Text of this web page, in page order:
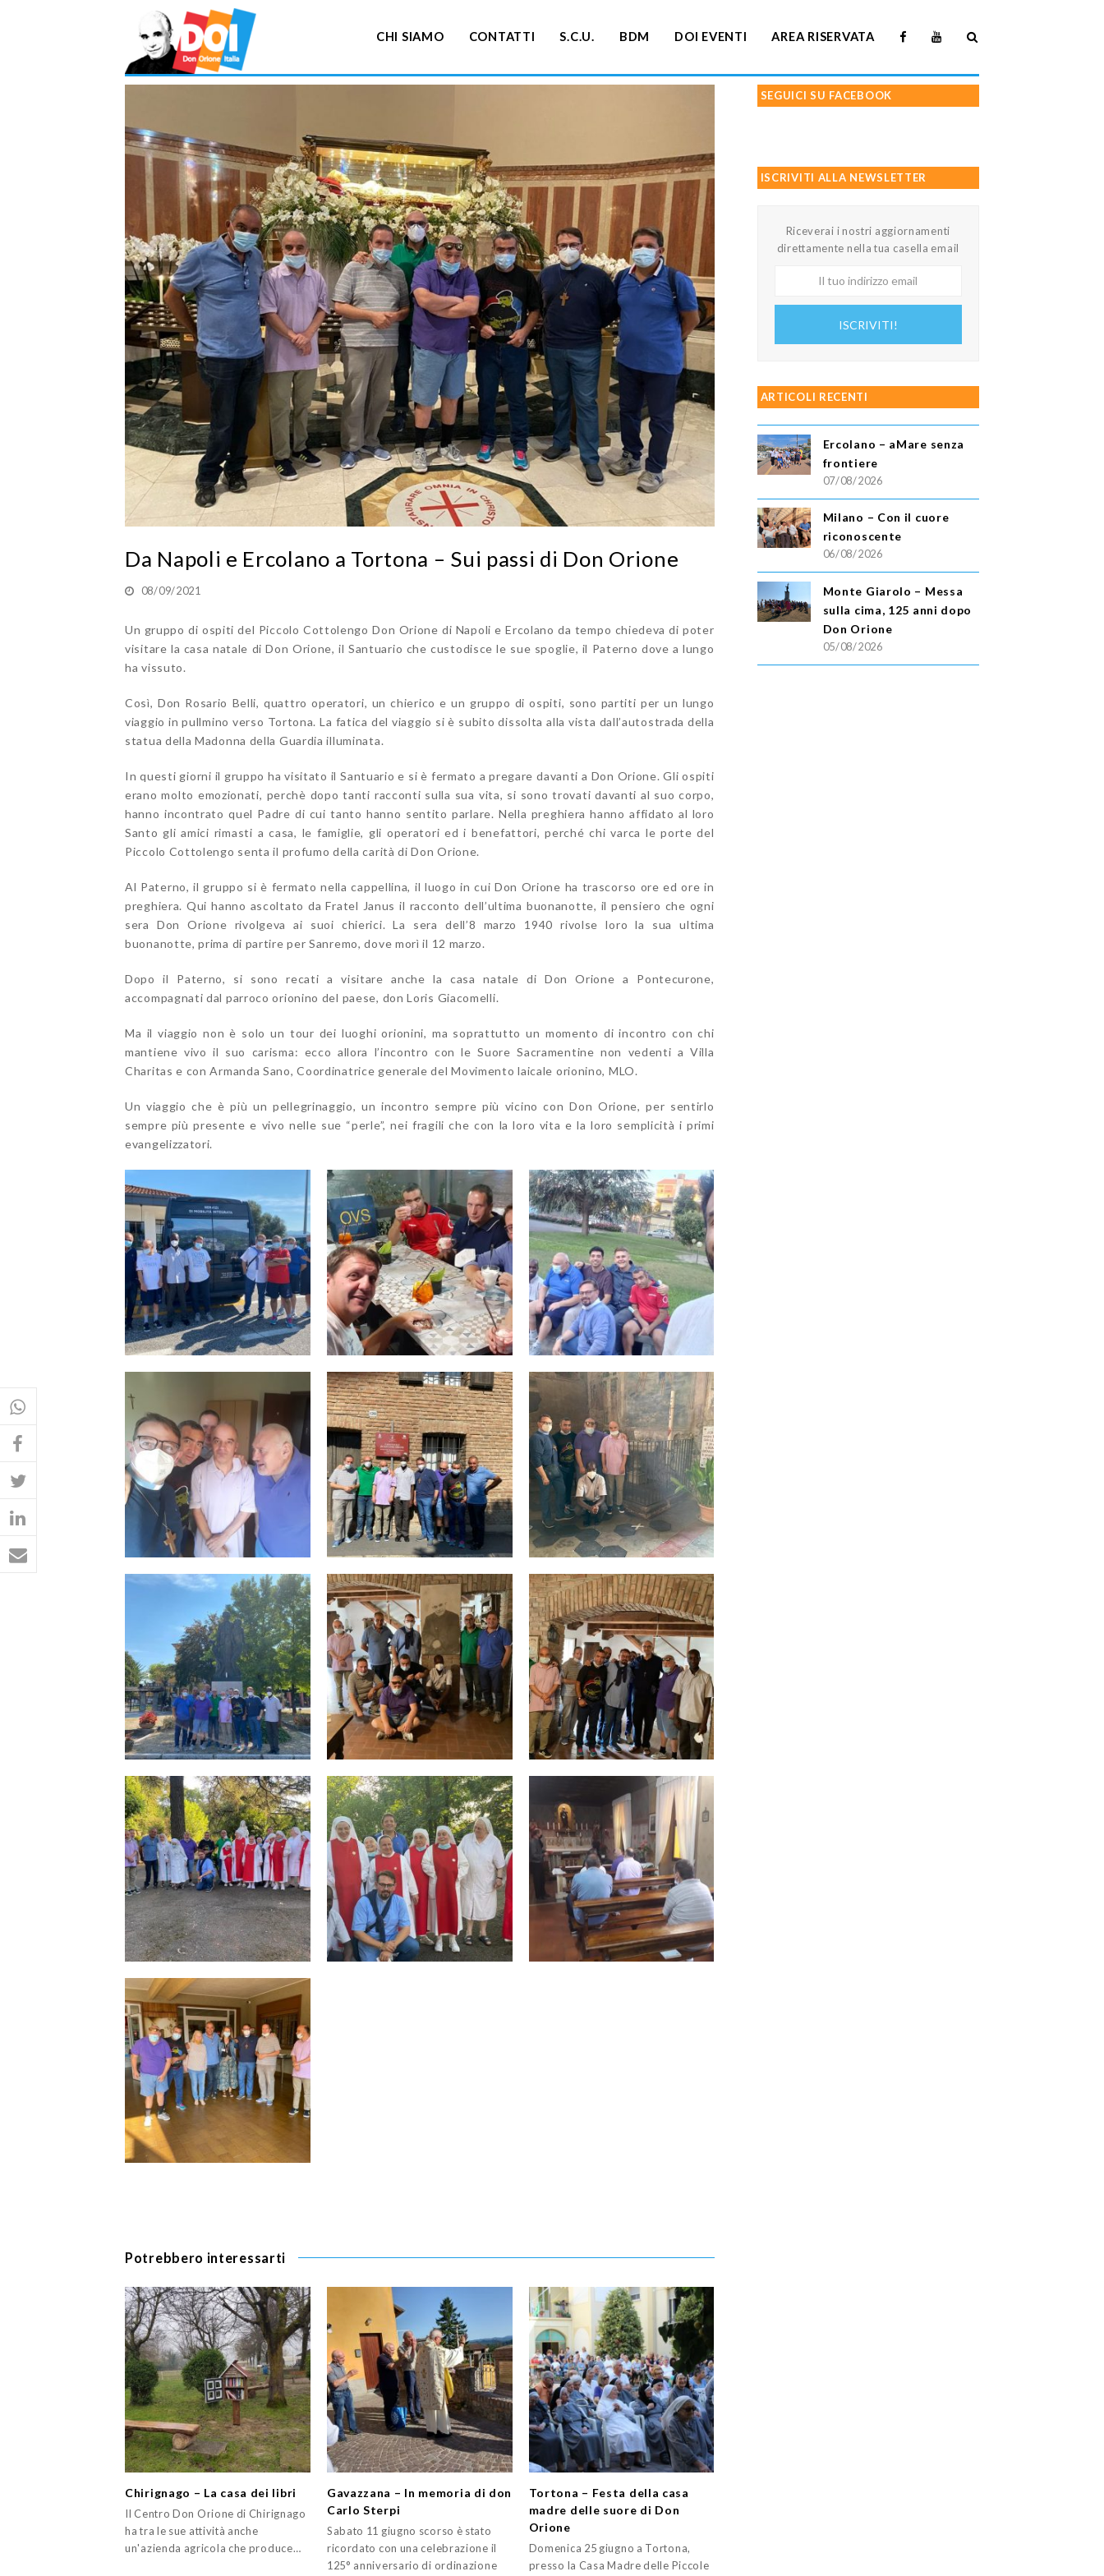
CHI SIAMO CONTATTI S.C.U. BDM DOI EVENTI AREA RISERVATA
Da Napoli e Ercolano a Tortona – Sui passi di Don Orione
08/09/2021
Un gruppo di ospiti del Piccolo Cottolengo Don Orione di Napoli e Ercolano da tempo chiedeva di poter
visitare la casa natale di Don Orione, il Santuario che custodisce le sue spoglie, il Paterno dove a lungo
ha vissuto.
Così, Don Rosario Belli, quattro operatori, un chierico e un gruppo di ospiti, sono partiti per un lungo
viaggio in pullmino verso Tortona. La fatica del viaggio si è subito dissolta alla vista dall’autostrada della
statua della Madonna della Guardia illuminata.
In questi giorni il gruppo ha visitato il Santuario e si è fermato a pregare davanti a Don Orione. Gli ospiti
erano molto emozionati, perchè dopo tanti racconti sulla sua vita, si sono trovati davanti al suo corpo,
hanno incontrato quel Padre di cui tanto hanno sentito parlare. Nella preghiera hanno affidato al loro
Santo gli amici rimasti a casa, le famiglie, gli operatori ed i benefattori, perché chi varca le porte del
Piccolo Cottolengo senta il profumo della carità di Don Orione.
Al Paterno, il gruppo si è fermato nella cappellina, il luogo in cui Don Orione ha trascorso ore ed ore in
preghiera. Qui hanno ascoltato da Fratel Janus il racconto dell’ultima buonanotte, il pensiero che ogni
sera Don Orione rivolgeva ai suoi chierici. La sera dell’8 marzo 1940 rivolse loro la sua ultima
buonanotte, prima di partire per Sanremo, dove morì il 12 marzo.
Dopo il Paterno, si sono recati a visitare anche la casa natale di Don Orione a Pontecurone,
accompagnati dal parroco orionino del paese, don Loris Giacomelli.
Ma il viaggio non è solo un tour dei luoghi orionini, ma soprattutto un momento di incontro con chi
mantiene vivo il suo carisma: ecco allora l’incontro con le Suore Sacramentine non vedenti a Villa
Charitas e con Armanda Sano, Coordinatrice generale del Movimento laicale orionino, MLO.
Un viaggio che è più un pellegrinaggio, un incontro sempre più vicino con Don Orione, per sentirlo
sempre più presente e vivo nelle sue “perle”, nei fragili che con la loro vita e la loro semplicità i primi
evangelizzatori.
Potrebbero interessarti
Chirignago – La casa dei libri
Il Centro Don Orione di Chirignago
ha tra le sue attività anche
un'azienda agricola che produce…
Gavazzana – In memoria di don
Carlo Sterpi
Sabato 11 giugno scorso è stato
ricordato con una celebrazione il
125° anniversario di ordinazione
Tortona – Festa della casa
madre delle suore di Don
Orione
Domenica 25 giugno a Tortona,
presso la Casa Madre delle Piccole
SEGUICI SU FACEBOOK
ISCRIVITI ALLA NEWSLETTER
Riceverai i nostri aggiornamenti
direttamente nella tua casella email
ISCRIVITI!
ARTICOLI RECENTI
Ercolano – aMare senza
frontiere
07/08/2026
Milano – Con il cuore
riconoscente
06/08/2026
Monte Giarolo – Messa
sulla cima, 125 anni dopo
Don Orione
05/08/2026